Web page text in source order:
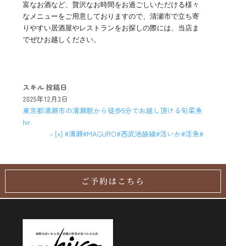
富なお酒など、贅沢なお時間をお過ごしいただける様々
なメニューをご用意しておりますので、清瀬市で立ち寄
りやすい居酒屋やレストランをお探しの際には、当店ま
でぜひお越しください。
スキル 投稿日
2025年12月3日
東京都清瀬市の清瀬駅から徒歩5分でお越し頂ける旬菜魚
hir
– [x] #清瀬#MAGURO#西武池袋線#活いか#活魚#
ご予約はこちら